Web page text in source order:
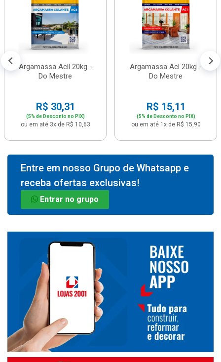
Argamassa Acll 20kg -
Do Mestre
R$ 30,31
(5% de Desconto no PIX)
ou em até 3x de R$ 10,63
Argamassa Acl 20kg -
Do Mestre
R$ 15,11
(5% de Desconto no PIX)
ou em até 1x de R$ 15,90
Entre em nosso Grupo de Whatsapp e
receba ofertas exclusivas!
Entrar no grupo